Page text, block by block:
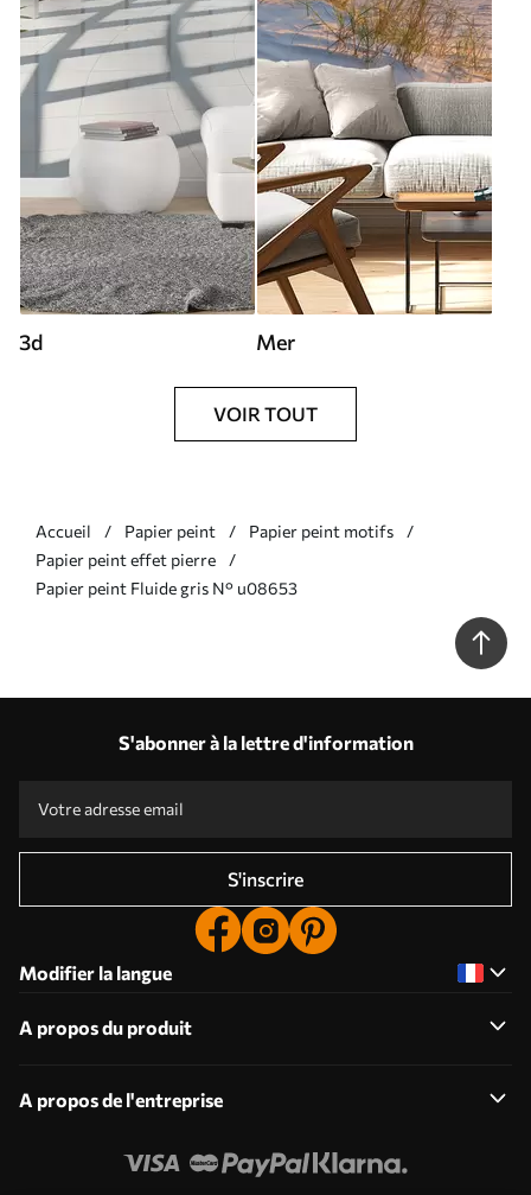
3d Mer
VOIR TOUT
Accueil Papier peint
Papier peint motifs
Papier peint effet pierre
Papier peint Fluide gris N° u08653
S'abonner à la lettre d'information
S'inscrire
Modifier la langue
A propos du produit
A propos de l'entreprise